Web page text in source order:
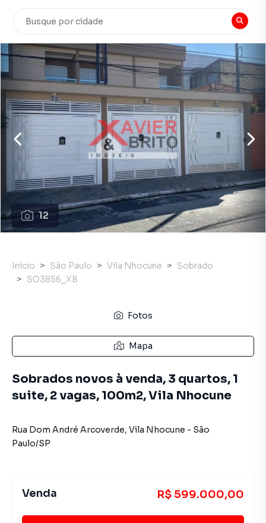
12
Início São Paulo Vila Nhocune
Sobrado
SO3856_XB
Fotos
Mapa
Sobrados novos à venda, 3 quartos, 1
suite, 2 vagas, 100m2, Vila Nhocune
Rua Dom André Arcoverde, Vila Nhocune - São
Paulo/SP
Venda R$ 599.000,00